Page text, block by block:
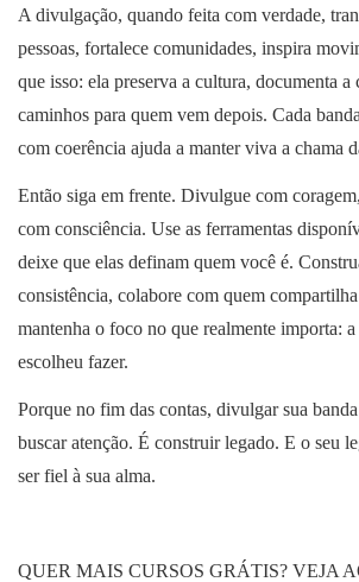
A divulgação, quando feita com verdade,
pessoas, fortalece comunidades, inspira
que isso: ela preserva a cultura, documenta a
caminhos para quem vem depois. Cada
com coerência ajuda a manter viva a chama
Então siga em frente. Divulgue com
com consciência. Use as ferramentas
deixe que elas definam quem você é.
consistência, colabore com quem
mantenha o foco no que realmente importa:
escolheu fazer.
Porque no fim das contas, divulgar sua
buscar atenção. É construir legado. E o seu
ser fiel à sua alma.
QUER MAIS CURSOS GRÁTIS? VEJA